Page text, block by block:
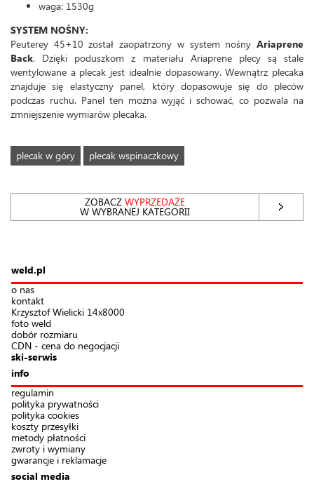
waga: 1530g
SYSTEM NOŚNY:
Peuterey 45+10 został zaopatrzony w system nośny Ariaprene
Back. Dzięki poduszkom z materiału Ariaprene plecy są stale
wentylowane a plecak jest idealnie dopasowany. Wewnątrz plecaka
znajduje się elastyczny panel, który dopasowuje się do pleców
podczas ruchu. Panel ten można wyjąć i schować, co pozwala na
zmniejszenie wymiarów plecaka.
plecak w góry plecak wspinaczkowy
ZOBACZWYPRZEDAŻE
W WYBRANEJ KATEGORII
weld.pl
o nas
kontakt
Krzysztof Wielicki 14x8000
foto weld
dobór rozmiaru
CDN - cena do negocjacji
ski-serwis
info
regulamin
polityka prywatności
polityka cookies
koszty przesyłki
metody płatności
zwroty i wymiany
gwarancje i reklamacje
social media